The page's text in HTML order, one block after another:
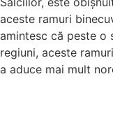
aceste ramuri
amintesc că peste o
regiuni, aceste
a aduce mai mult